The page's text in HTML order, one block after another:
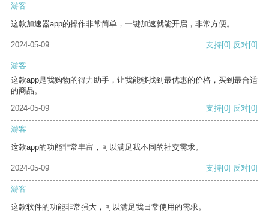
游客
这款加速器app的操作非常简单，一键加速就能开启，非常方便。
2024-05-09 支持[0] 反对[0]
游客
这款app是我购物的得力助手，让我能够找到最优惠的价格，买到最合适
的商品。
2024-05-09
支持[0] 反对[0]
游客
这款app的功能非常丰富，可以满足我不同的社交需求。
2024-05-09 支持[0] 反对[0]
游客
这款软件的功能非常强大，可以满足我日常使用的需求。